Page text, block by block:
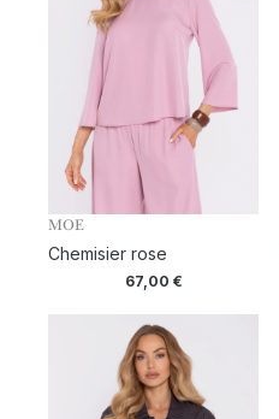
MOE
Chemisier rose
67,00 €